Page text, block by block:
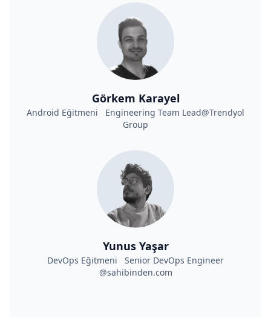
Görkem Karayel
Android Eğitmeni Engineering Team Lead@Trendyol
Group
Yunus Yaşar
DevOps Eğitmeni Senior DevOps Engineer
@sahibinden.com